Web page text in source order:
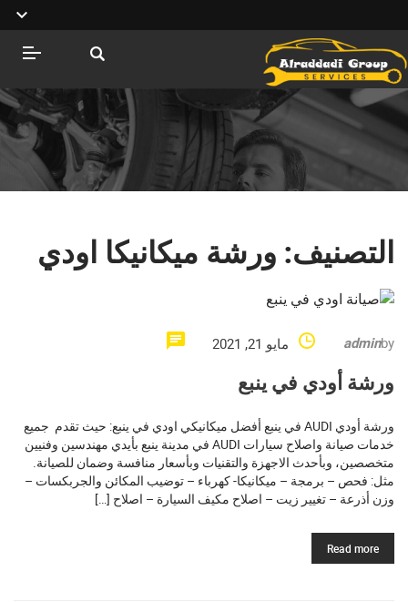
التصنيف: ورشة ميكانيكا اودي
by
admin مايو 21, 2021
ورشة أودي في ينبع
ورشة أودي AUDI في ينبع أفضل ميكانيكي اودي في ينبع: حيث تقدم جميع
خدمات صيانة واصلاح سيارات AUDI في مدينة ينبع بأيدي مهندسين وفنيين
متخصصين، وبأحدث الاجهزة والتقنيات وبأسعار منافسة وضمان للصيانة.
مثل: فحص – برمجة – ميكانيكا- كهرباء – توضيب المكائن والجربكسات –
وزن أذرعة – تغيير زيت – اصلاح مكيف السيارة – اصلاح […]
Read more